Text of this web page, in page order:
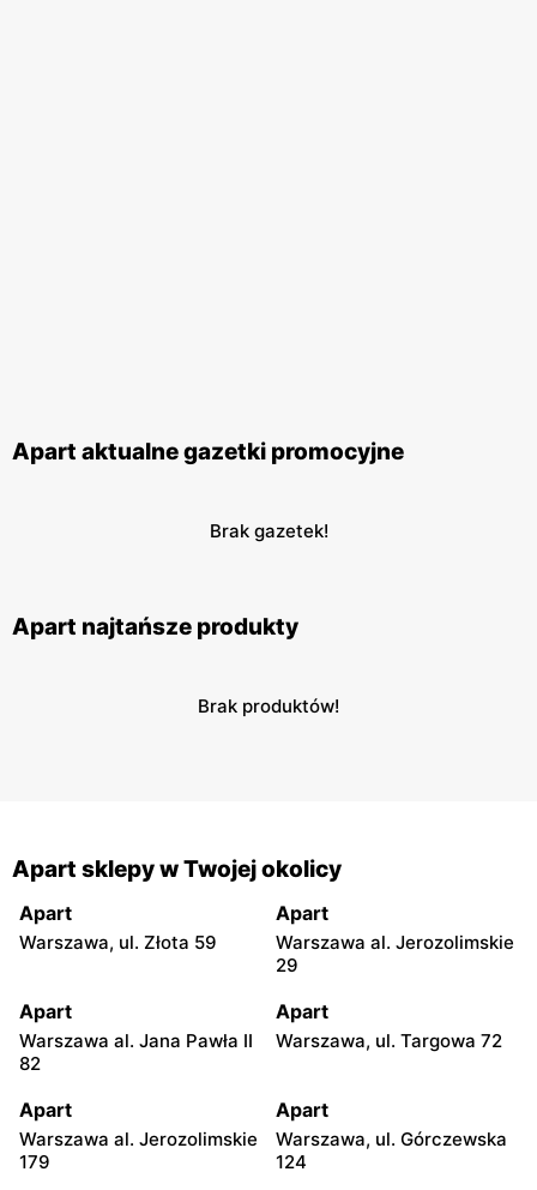
Apart aktualne gazetki promocyjne
Brak gazetek!
Apart najtańsze produkty
Brak produktów!
Apart sklepy w Twojej okolicy
Apart
Warszawa, ul. Złota 59
Apart
Warszawa al. Jerozolimskie
29
Apart
Warszawa al. Jana Pawła II
82
Apart
Warszawa, ul. Targowa 72
Apart
Warszawa al. Jerozolimskie
179
Apart
Warszawa, ul. Górczewska
124